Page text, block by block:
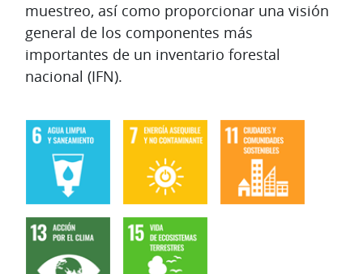
muestreo, así como proporcionar una visión
general de los componentes más
importantes de un inventario forestal
nacional (IFN).